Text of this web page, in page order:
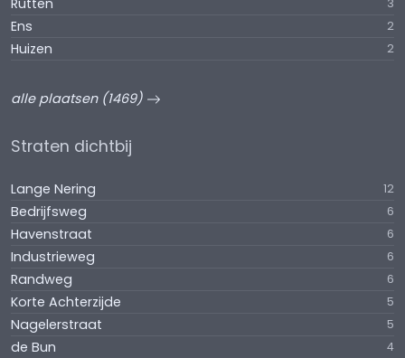
Rutten 3
Ens 2
Huizen 2
alle plaatsen (1469)
Straten dichtbij
Lange Nering 12
Bedrijfsweg 6
Havenstraat 6
Industrieweg 6
Randweg 6
Korte Achterzijde 5
Nagelerstraat 5
de Bun 4